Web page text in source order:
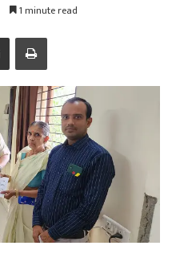
1 minute read